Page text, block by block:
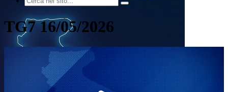
TG7 16/05/2026